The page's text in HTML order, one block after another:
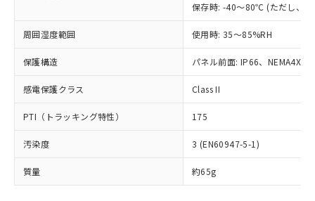
保存時: -40～80℃ (ただし、氷
周囲湿度範囲 使用時: 35～85%RH
保護構造 パネル前面: IP66、NEMA4X,
感電保護クラス Class II
PTI（トラッキング特性） 175
汚染度 3 (EN60947-5-1)
質量 約65g
ムロン制御機器販売店・当社販売員に
オムロン制御機器販売店や当社販売拠
販売ネットワーク
」をご確認
在庫状況および標準価格結果を当社の
事前の承諾なく第三者に漏洩または開
示しないようお願いします。
マイパーツ機能（部品リスト作成サー
ビス）をご利用いただくには、I-Web
メンバーズにご登録されている必要が
（DBP） 1000ppm以下、フタル酸ジイソブチル
適用除外項目は除く。
フタル酸エステル類の４物質については閾値を超える意
図的な使用がないことを確認しています。
部品在庫の切り替え状況などにより、予定
月が前後することがあります。
イソブチル) : 1000ppm、 BBP(フタル酸ブチルベンジ
DEHP(フタル酸ビス(2-エチルヘキシル)) : 1000ppm
※2 環境保護使用期限
「ｅ」：有害物質（10物質）のすべてが基
準値以下であることを示します。
「10」：通常の使用状況下において有害物
質が外部に漏えいし、環境に深刻な影響を
及ぼさない年数を意味します。
「－」：未確認です。当社販売部門へお問
い合わせください。
いよう必要な手段を講じます。
当社は貴社製品を、核兵器、ミサイ
ル、化学兵器、生物兵器またはその他
武器並びにこれらの製造装置等に一切
当社は、貴社製品を第三者に販売する
場合は、上記1、2および3の内容を当
該第三者に通知します。また当社は、
販売先および販売に係わる関係者が違
法に輸出するおそれがある場合は、取
り引きをいたしません。
一定数には満たないが在庫あり
在庫なし(最新の在庫状況につ
いては、お客様のお取引先、ま
たはお客様担当のオムロン制御
機器販売店・当社販売員にご確
受注生産機種、また在庫状況の
情報を公開していない機種